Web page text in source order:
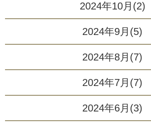
2024年10月(2)
2024年9月(5)
2024年8月(7)
2024年7月(7)
2024年6月(3)